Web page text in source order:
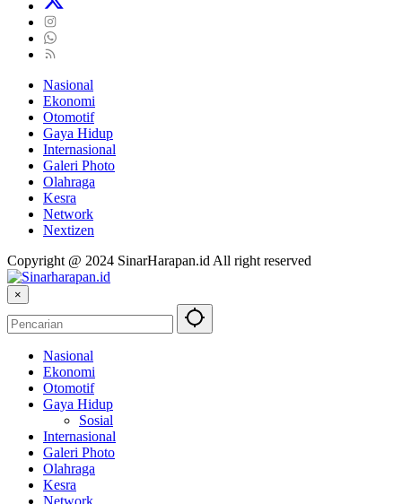
Nasional
Ekonomi
Otomotif
Gaya Hidup
Internasional
Galeri Photo
Olahraga
Kesra
Network
Nextizen
Copyright @ 2024 SinarHarapan.id All right reserved
×
Nasional
Ekonomi
Otomotif
Gaya Hidup
Sosial
Internasional
Galeri Photo
Olahraga
Kesra